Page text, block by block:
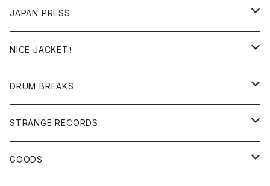
RE-EDIT/DJ TOOLS
MIXCD
日本語ラップ
JAPANESE DJ
MIXTAPE
JAPAN PRESS
LP(+ OBI)
7"/12"
NICE JACKET！
DONUTS 45
GIRLS
HIPHOP CLASSIC GALLERY
DRUM BREAKS
US/UK/OTHERS
JAPANESE
STRANGE RECORDS
DRUM DRUM DRUM/KARAOKE
GOODS